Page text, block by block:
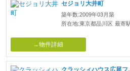
セジョリ大井町
築年数:2009年03月築
所在地:東京都品川区 最寄
→物件詳細
クラッ